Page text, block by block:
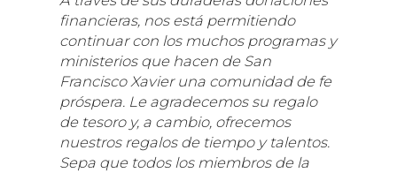
financieras, nos está permitiendo
continuar con los muchos programas y
ministerios que hacen de San
Francisco Xavier una comunidad de fe
próspera. Le agradecemos su regalo
de tesoro y, a cambio, ofrecemos
nuestros regalos de tiempo y talentos.
Sepa que todos los miembros de la